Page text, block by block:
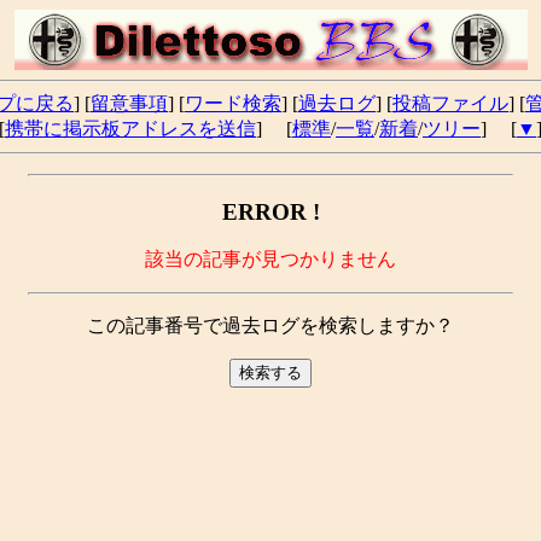
に戻る] [留意事項] [ワード検索] [過去ログ] [投稿ファイル] [
[携帯に掲示板アドレスを送信] [標準/一覧/新着/ツリー] [▼]
ERROR !
該当の記事が見つかりません
この記事番号で過去ログを検索しますか？